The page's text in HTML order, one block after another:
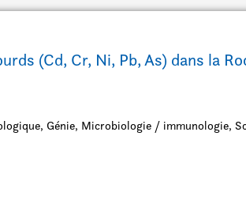
(Cd, Cr, Ni, Pb, As) dans la
Génie, Microbiologie / immunologie,